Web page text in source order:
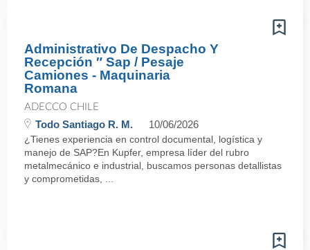
Administrativo De Despacho Y
Recepción ″ Sap / Pesaje
Camiones - Maquinaria
Romana
ADECCO CHILE
Todo Santiago R. M. 10/06/2026
¿Tienes experiencia en control documental, logística y
manejo de SAP?En Kupfer, empresa líder del rubro
metalmecánico e industrial, buscamos personas detallistas
y comprometidas, ...